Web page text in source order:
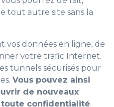
tout autre site sans la
vos données en ligne, de
votre trafic Internet.
tunnels sécurisés pour
Vous pouvez ainsi
de nouveaux
confidentialité.